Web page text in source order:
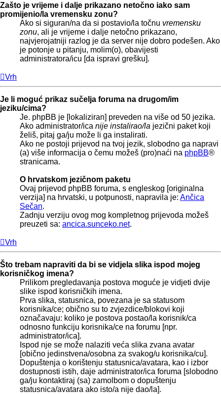
Zašto je vrijeme i dalje prikazano netočno iako sam
promijenio/la vremensku zonu?
Ako si siguran/na da si postavio/la točnu vremensku
zonu, ali je vrijeme i dalje netočno prikazano,
najvjerojatniji razlog je da server nije dobro podešen. Ako
je potonje u pitanju, molim(o), obavijesti
administratora/icu [da ispravi grešku].
Vrh
Je li moguć prikaz sučelja foruma na drugom/im
jeziku/cima?
Je. phpBB je [lokaliziran] preveden na više od 50 jezika.
Ako administrator/ica nije instalirao/la jezični paket koji
želiš, pitaj ga/ju može li ga instalirati.
Ako ne postoji prijevod na tvoj jezik, slobodno ga napravi
(a) više informacija o čemu možeš (pro)naći na phpBB®
stranicama.
O hrvatskom jezičnom paketu
Ovaj prijevod phpBB foruma, s engleskog [originalna
verzija] na hrvatski, u potpunosti, napravila je: Ančica
Sečan.
Zadnju verziju ovog mog kompletnog prijevoda možeš
preuzeti sa: ancica.sunceko.net.
Vrh
Što trebam napraviti da bi se vidjela slika ispod mojeg
korisničkog imena?
Prilikom pregledavanja postova moguće je vidjeti dvije
slike ispod korisničkih imena.
Prva slika, statusnica, povezana je sa statusom
korisnika/ce; obično su to zvjezdice/blokovi koji
označavaju: koliko je postova postao/la korisnik/ca
odnosno funkciju korisnika/ce na forumu [npr.
administrator/ica].
Ispod nje se može nalaziti veća slika zvana avatar
[obično jedinstvena/osobna za svakog/u korisnika/cu].
Dopuštenja o korištenju statusnica/avatara, kao i izbor
dostupnosti istih, daje administrator/ica foruma [slobodno
ga/ju kontaktiraj (sa) zamolbom o dopuštenju
statusnica/avatara ako isto/a nije dao/la].